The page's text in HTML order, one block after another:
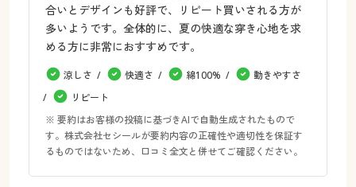
合いとデザインも好評で、リピート買いされる方が
多いようです。全体的に、夏の快適な穿き心地を求
める方に非常におすすめです。
涼しさ 快適さ 綿100%
動きやすさ
リピート
※ 要約はお客様の投稿に基づきAIで自動生成されたもので
す。株式会社セシールが要約内容の正確性や適切性を保証す
るものではないため、口コミ全文と併せてご確認ください。